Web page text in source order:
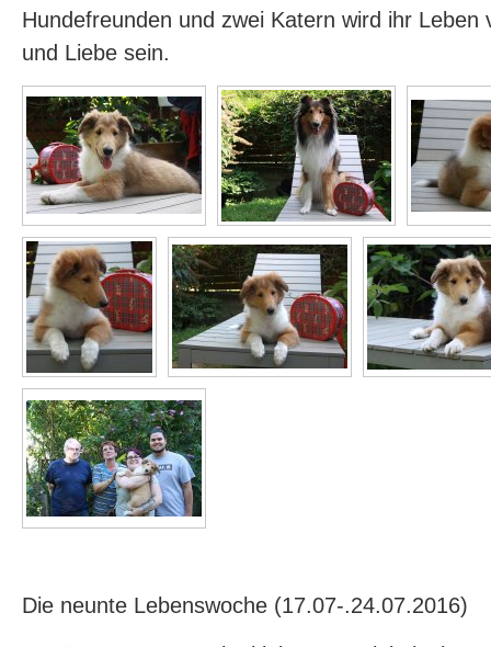
Hundefreunden und zwei Katern wird ihr Leben
und Liebe sein.
Die neunte Lebenswoche (17.07-.24.07.2016)